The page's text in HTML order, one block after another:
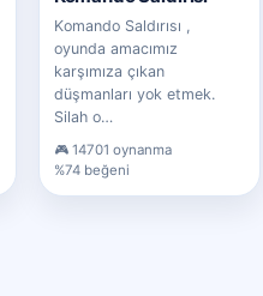
Komando Saldırısı ,
oyunda amacımız
karşımıza çıkan
düşmanları yok etmek.
Silah o…
14701 oynanma
%74 beğeni